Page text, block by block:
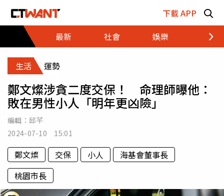
下載 APP
最新
社會 娛樂 財經
生活 運勢
鄭文燦涉貪二度交保！ 命理師曝他：
敗在男性小人「明年更凶險」
編輯： 邱芊
2024-07-10 15:01
鄭文燦 交保 小人
海基會董事長
桃園市長